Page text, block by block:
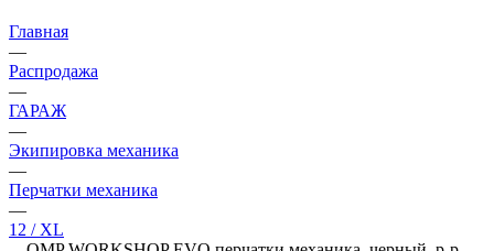
Главная
—
Распродажа
—
ГАРАЖ
—
Экипировка механика
—
Перчатки механика
—
12 / XL